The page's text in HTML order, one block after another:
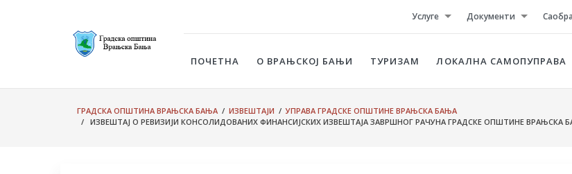
Услуге Документи
ПОЧЕТНА О ВРАЊСКОЈ БАЊИ ТУРИЗАМ ЛОКАЛНА САМОПУПРАВА
ГРАДСКА ОПШТИНА ВРАЊСКА БАЊА / ИЗВЕШТАЈИ /УПРАВА ГРАДСКЕ ОПШТИНЕ ВРАЊСКА БАЊА
/ ИЗВЕШТАЈ О РЕВИЗИЈИ КОНСОЛИДОВАНИХ ФИНАНСИЈСКИХ ИЗВЕШТАЈА ЗАВРШНОГ РАЧУНА ГРАДСКЕ ОПШТИНЕ ВРАЊСКА